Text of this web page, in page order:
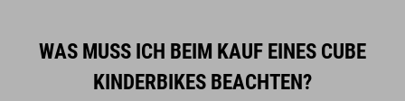
WAS MUSS ICH BEIM KAUF EINES CUBE
KINDERBIKES BEACHTEN?